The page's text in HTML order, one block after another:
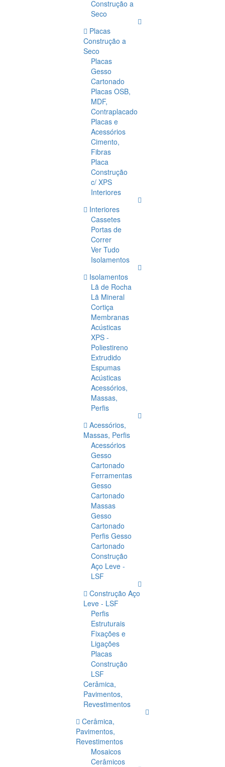
Construção a
Seco
Placas
Construção a
Seco
Placas
Gesso
Cartonado
Placas OSB,
MDF,
Contraplacado
Placas e
Acessórios
Cimento,
Fibras
Placa
Construção
c/ XPS
Interiores
Interiores
Cassetes
Portas de
Correr
Ver Tudo
Isolamentos
Isolamentos
Lã de Rocha
Lã Mineral
Cortiça
Membranas
Acústicas
XPS -
Poliestireno
Extrudido
Espumas
Acústicas
Acessórios,
Massas,
Perfis
Acessórios,
Massas, Perfis
Acessórios
Gesso
Cartonado
Ferramentas
Gesso
Cartonado
Massas
Gesso
Cartonado
Perfis Gesso
Cartonado
Construção
Aço Leve -
LSF
Construção Aço
Leve - LSF
Perfis
Estruturais
Fixações e
Ligações
Placas
Construção
LSF
Cerâmica,
Pavimentos,
Revestimentos
Cerâmica,
Pavimentos,
Revestimentos
Mosaicos
Cerâmicos